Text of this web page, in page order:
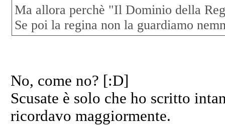
Ma allora perchè "Il Dominio della
Se poi la regina non la guardiamo
No, come no? [:D]
Scusate è solo che ho scritto
ricordavo maggiormente.